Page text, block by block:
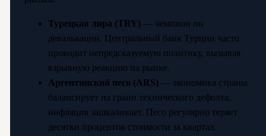
Турецкая лира (TRY)— чемпион по
девальвации. Центральный банк Турции часто
проводит непредсказуемую политику, вызывая
взрывную реакцию на рынке.
Аргентинский песо (ARS)— экономика страны
балансирует на грани технического дефолта,
инфляция зашкаливает. Песо регулярно теряет
десятки процентов стоимости за квартал.